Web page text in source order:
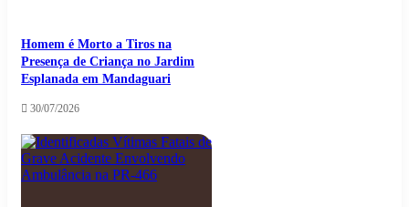
Homem é Morto a Tiros na
Presença de Criança no Jardim
Esplanada em Mandaguari
30/07/2026